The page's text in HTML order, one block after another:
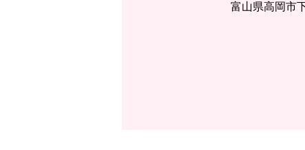
富山県高岡市